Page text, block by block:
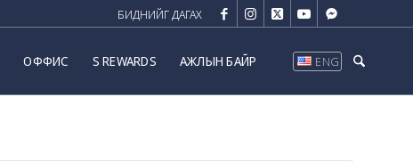
ОФФИС S REWARDS АЖЛЫН БАЙР ENG